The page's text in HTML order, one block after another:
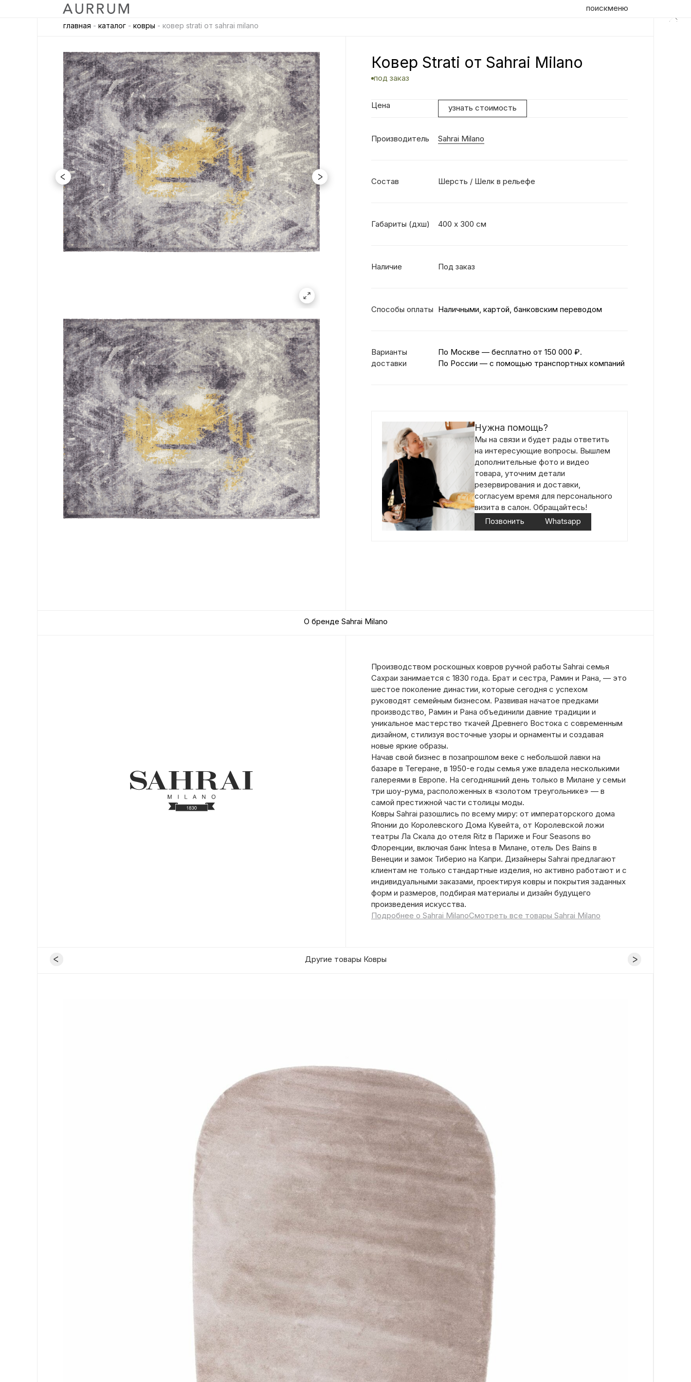
поискменю
главная - каталог - ковры - ковер strati от sahrai milano
Ковер Strati от Sahrai Milano
под заказ
Цена узнать стоимость
Производитель Sahrai Milano
Состав Шерсть / Шелк в рельефе
Габариты (дхш) 400 х 300 см
Наличие Под заказ
Способы оплаты Наличными, картой, банковским переводом
Варианты
доставки
По Москве — бесплатно от 150 000 ₽.
По России — с помощью транспортных компаний
Нужна помощь?
Мы на связи и будет рады ответить
на интересующие вопросы. Вышлем
дополнительные фото и видео
товара, уточним детали
резервирования и доставки,
согласуем время для персонального
визита в салон. Обращайтесь!
Позвонить
Whatsapp
О бренде Sahrai Milano
Производством роскошных ковров ручной работы Sahrai семья
Сахраи занимается с 1830 года. Брат и сестра, Рамин и Рана, — это
шестое поколение династии, которые сегодня с успехом
руководят семейным бизнесом. Развивая начатое предками
производство, Рамин и Рана объединили давние традиции и
уникальное мастерство ткачей Древнего Востока с современным
дизайном, стилизуя восточные узоры и орнаменты и создавая
новые яркие образы.
Начав свой бизнес в позапрошлом веке с небольшой лавки на
базаре в Тегеране, в 1950-е годы семья уже владела несколькими
галереями в Европе. На сегодняшний день только в Милане у семьи
три шоу-рума, расположенных в «золотом треугольнике» — в
самой престижной части столицы моды.
Ковры Sahrai разошлись по всему миру: от императорского дома
Японии до Королевского Дома Кувейта, от Королевской ложи
театры Ла Скала до отеля Ritz в Париже и Four Seasons во
Флоренции, включая банк Intesa в Милане, отель Des Bains в
Венеции и замок Тиберио на Капри. Дизайнеры Sahrai предлагают
клиентам не только стандартные изделия, но активно работают и с
индивидуальными заказами, проектируя ковры и покрытия заданных
форм и размеров, подбирая материалы и дизайн будущего
произведения искусства.
Подробнее о Sahrai MilanoСмотреть все товары Sahrai Milano
Другие товары Ковры